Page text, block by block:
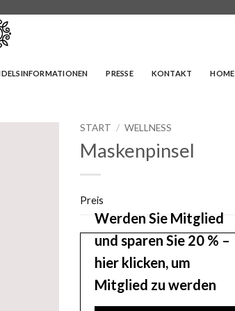
PRESSE KONTAKT HOME
START / WELLNESS
Maskenpinsel
Preis
Werden Sie Mitglied
und sparen Sie 20 % –
hier klicken, um
Mitglied zu werden